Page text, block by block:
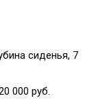
сиденья, 7
000 руб.